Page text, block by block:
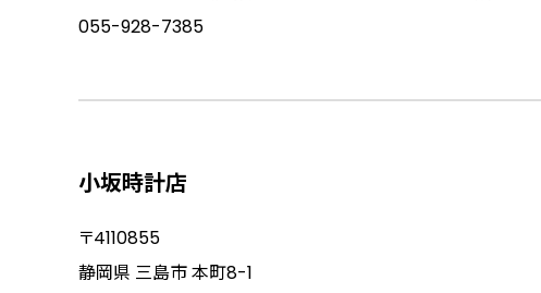
055-928-7385
小坂時計店
〒4110855
静岡県 三島市 本町8-1